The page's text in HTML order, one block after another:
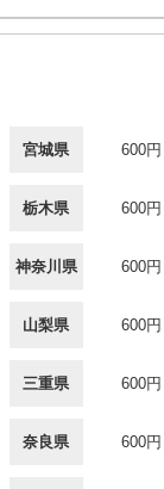
宮城県 600円
栃木県 600円
神奈川県 600円
山梨県 600円
三重県 600円
奈良県 600円